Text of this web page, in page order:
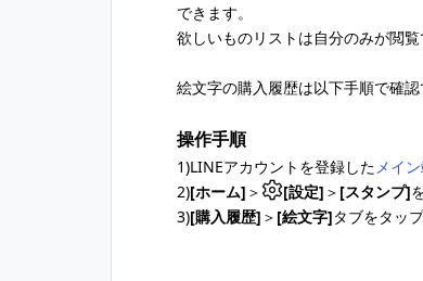
できます。
欲しいものリストは自分のみが閲覧
絵文字の購入履歴は以下手順で確認
操作手順
1)LINEアカウントを登録したメイ
2)[ホーム] ＞ [設定] ＞ [スタンプ]
3)[購入履歴] ＞ [絵文字]タブをタップ